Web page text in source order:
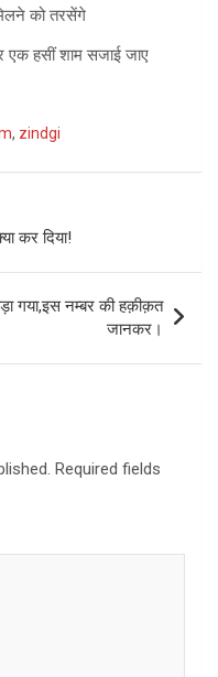
को तरसेंगे
एक हसीं शाम सजाई जाए
, zindgi
कर दिया!
गया,इस नम्बर की हक़ीक़त
जानकर।
Required fields